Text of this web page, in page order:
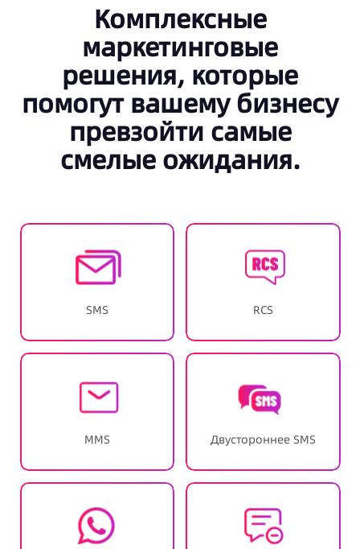
Комплексные
маркетинговые
решения, которые
помогут вашему бизнесу
превзойти самые
смелые ожидания.
SMS RCS
MMS Двустороннее SMS